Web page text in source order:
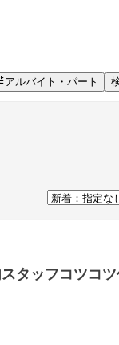
アルバイト・パート
タッフコツコ